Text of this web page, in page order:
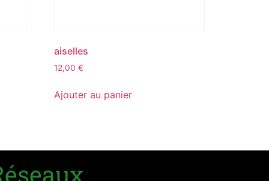
aiselles
12,00€
Ajouter au panier